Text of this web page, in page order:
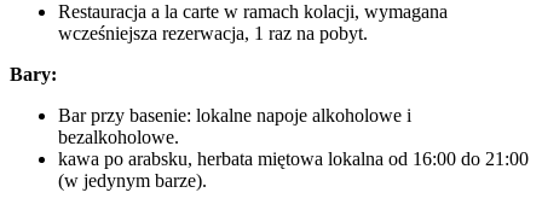
Restauracja a la carte w ramach kolacji, wymagana
wcześniejsza rezerwacja, 1 raz na pobyt.
Bary:
Bar przy basenie: lokalne napoje alkoholowe i
bezalkoholowe.
kawa po arabsku, herbata miętowa lokalna od 16:00 do 21:00
(w jedynym barze).